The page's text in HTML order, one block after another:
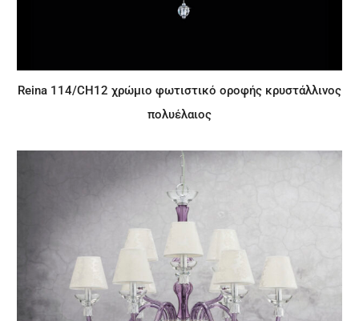
Reina 114/CH12 χρώμιο φωτιστικό οροφής κρυστάλλινος
πολυέλαιος